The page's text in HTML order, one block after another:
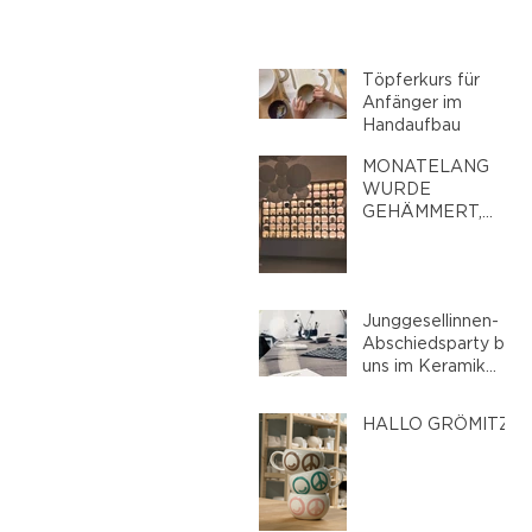
Töpferkurs für
Anfänger im
Handaufbau
MONATELANG
WURDE
GEHÄMMERT,
STUDIO
Junggesellinnen-
Abschiedsparty bei
uns im Keramik
HALLO GRÖMITZ!